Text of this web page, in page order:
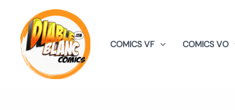
contenu
COMICS VF COMICS VO